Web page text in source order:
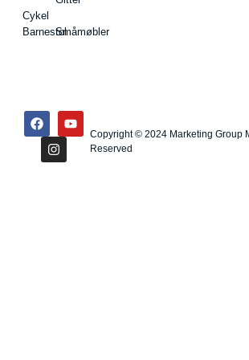
Cykel
BarnestolSmåmøbler
Copyright © 2024 Marketing Group
Reserved